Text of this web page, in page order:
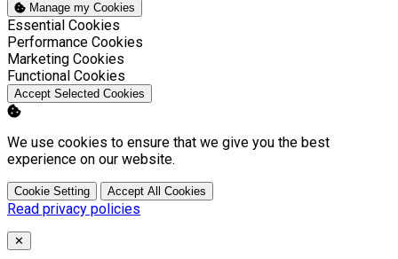
Manage my Cookies
Enable
Essential Cookies
Enable
Performance Cookies
Enable
Marketing Cookies
Enable
Functional Cookies
Accept Selected Cookies
We use cookies to ensure that we give you the best
experience on our website.
Cookie Setting Accept All Cookies
Read privacy policies
Close
✕